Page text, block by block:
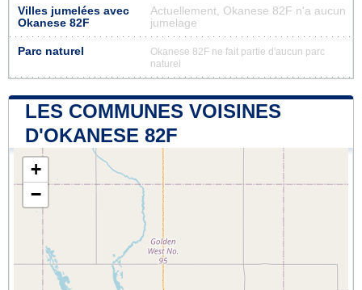
Villes jumelées avec
Okanese 82F
Actuellement, Okanese 82F n'a aucun
jumelage
Parc naturel
Okanese 82F ne fait partie d'aucun parc
naturel
LES COMMUNES VOISINES
D'OKANESE 82F
+
−